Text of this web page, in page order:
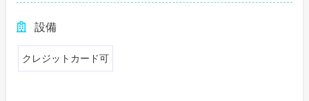
設備
クレジットカード可